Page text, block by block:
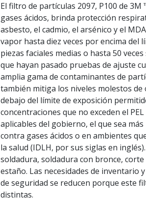
El filtro de partículas 2097, P100 de
gases ácidos, brinda protección
asbesto, el cadmio, el arsénico y el
vapor hasta diez veces por encima del
piezas faciales medias o hasta 50
que hayan pasado pruebas de ajuste
amplia gama de contaminantes de
también mitiga los niveles molestos
debajo del límite de exposición
concentraciones que no exceden el
aplicables del gobierno, el que sea
contra gases ácidos o en ambientes
la salud (IDLH, por sus siglas en
soldadura, soldadura con bronce,
estaño. Las necesidades de inventario
de seguridad se reducen porque este
distintas.